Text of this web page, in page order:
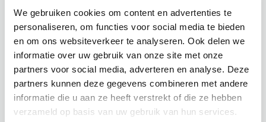
We gebruiken cookies om content en advertenties te
personaliseren, om functies voor social media te bieden
en om ons websiteverkeer te analyseren. Ook delen we
informatie over uw gebruik van onze site met onze
partners voor social media, adverteren en analyse. Deze
partners kunnen deze gegevens combineren met andere
informatie die u aan ze heeft verstrekt of die ze hebben
verzameld op basis van uw gebruik van hun services.
Word ambassadeur!
Evenementen
Schrijf je in voor de nieuwsbrief: Jouw Plan –
Financiële planning voor een goed leven!
Lidmaatschap